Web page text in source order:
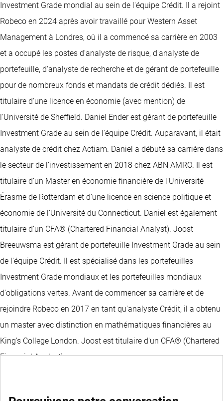
Investment Grade mondial au sein de l'équipe Crédit. Il a rejoint
Robeco en 2024 après avoir travaillé pour Western Asset
Management à Londres, où il a commencé sa carrière en 2003
et a occupé les postes d'analyste de risque, d'analyste de
portefeuille, d'analyste de recherche et de gérant de portefeuille
pour de nombreux fonds et mandats de crédit dédiés. Il est
titulaire d'une licence en économie (avec mention) de
l'Université de Sheffield. Daniel Ender est gérant de portefeuille
Investment Grade au sein de l'équipe Crédit. Auparavant, il était
analyste de crédit chez Actiam. Daniel a débuté sa carrière dans
le secteur de l’investissement en 2018 chez ABN AMRO. Il est
titulaire d’un Master en économie financière de l’Université
Érasme de Rotterdam et d’une licence en science politique et
économie de l’Université du Connecticut. Daniel est également
titulaire d’un CFA® (Chartered Financial Analyst). Joost
Breeuwsma est gérant de portefeuille Investment Grade au sein
de l'équipe Crédit. Il est spécialisé dans les portefeuilles
Investment Grade mondiaux et les portefeuilles mondiaux
d'obligations vertes. Avant de commencer sa carrière et de
rejoindre Robeco en 2017 en tant qu'analyste Crédit, il a obtenu
un master avec distinction en mathématiques financières au
King's College London. Joost est titulaire d'un CFA® (Chartered
Financial Analyst).